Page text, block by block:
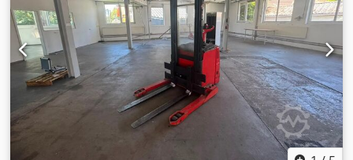
inițială,